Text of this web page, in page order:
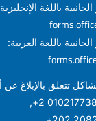
باللغة
باللغة العربية:
تتعلق بالإبلاغ عن